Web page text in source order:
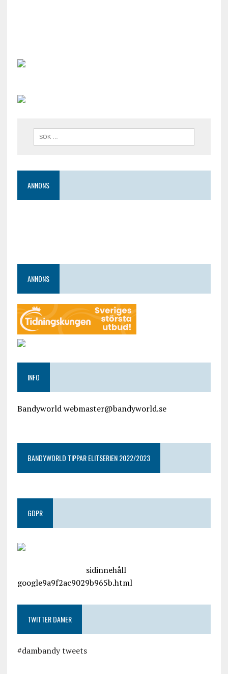
ANNONS
ANNONS
INFO
Bandyworld webmaster@bandyworld.se
BANDYWORLD TIPPAR ELITSERIEN 2022/2023
GDPR
sidinnehåll
google9a9f2ac9029b965b.html
TWITTER DAMER
#dambandy tweets